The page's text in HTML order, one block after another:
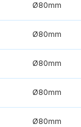
Ø80mm
Ø80mm
Ø80mm
Ø80mm
Ø80mm